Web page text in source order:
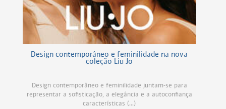
Design contemporâneo e feminilidade na nova
coleção Liu Jo
Design contemporâneo e feminilidade juntam-se para
representar a sofisticação, a elegância e a autoconfiança
características (...)